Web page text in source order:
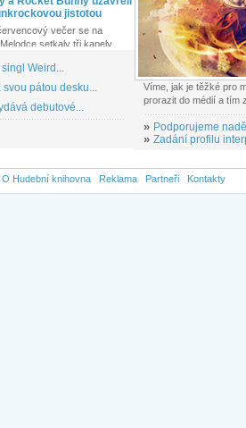
jistotou
večer se na
setkaly tři kapely...
Weird...
svou pátou desku...
debutové...
Víme, jak je těžké pro
prorazit do médií a tím
» Podporujeme
» Zadání profilu
O Hudební knihovna Reklama Partneři Kontakty